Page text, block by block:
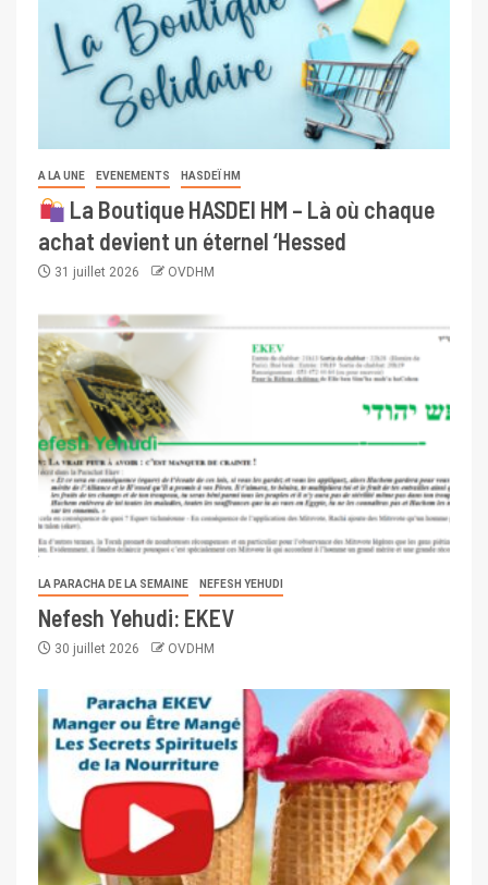
A LA UNE EVENEMENTS HASDEÏ HM
La Boutique HASDEI HM – Là où chaque
achat devient un éternel ‘Hessed
31 juillet 2026 OVDHM
LA PARACHA DE LA SEMAINE NEFESH YEHUDI
Nefesh Yehudi: EKEV
30 juillet 2026 OVDHM